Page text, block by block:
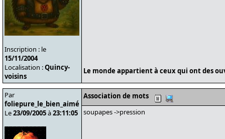
Inscription : le
15/11/2004
Localisation :Quincy-
voisins
Le monde appartient à ceux qui ont des
Par
foliepure_le_bien_aimé
Le23/09/2005à23:11:05
Association de mots
soupapes ->pression